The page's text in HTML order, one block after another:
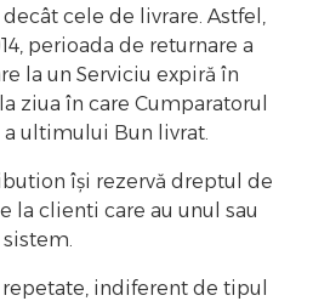
cele de livrare. Astfel,
perioada de returnare a
la un Serviciu expiră în
ziua în care Cumparatorul
ultimului Bun livrat.
își rezervă dreptul de
la clienti care au unul sau
indiferent de tipul